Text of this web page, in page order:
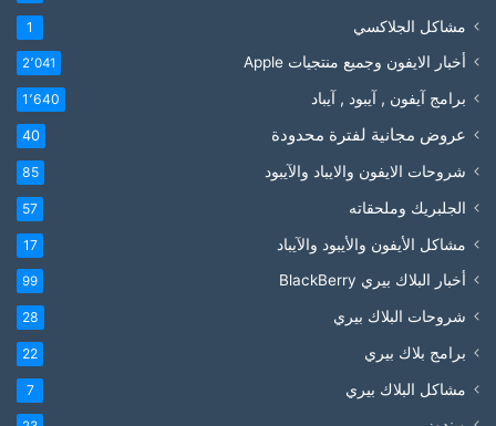
مشاكل الجلاكسي 1
أخبار الايفون وجميع منتجيات Apple 2٬041
برامج آيفون , آيبود , آيباد 1٬640
عروض مجانية لفترة محدودة 40
شروحات الايفون والايباد والآيبود 85
الجلبريك وملحقاته 57
مشاكل الأيفون والأيبود والآيباد 17
أخبار البلاك بيري BlackBerry 99
شروحات البلاك بيري 28
برامج بلاك بيري 22
مشاكل البلاك بيري 7